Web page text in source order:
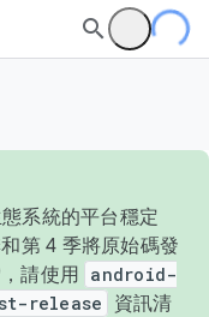
系統的平台穩定
第 4 季將原始碼發
請使用 android-
release
資訊清